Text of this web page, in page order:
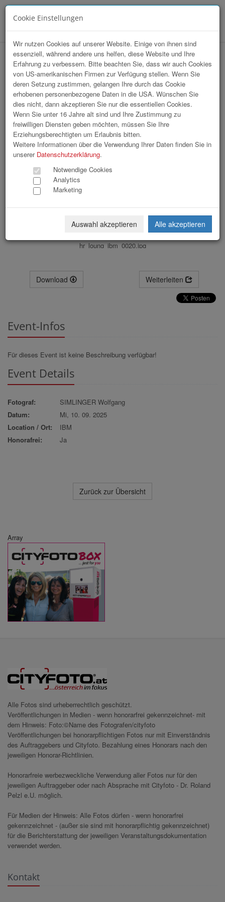
hr-lounge Ost zu Gast bei IBM
hr_loung_ibm_0020.jpg
Download Weiterleiten
Event-Infos
Für dieses Event ist keine Beschreibung verfügbar!
Event Details
Fotograf:
SIMLINGER Wolfgang
Datum:
Mi, 10. 09. 2025
Location / Ort:
IBM
Honorafrei:
Ja
Zurück zur Übersicht
Array
Alle Fotos sind urheberrechtlich geschützt.
Veröffentlichungen in Medien - wenn honorarfrei gekennzeichnet- mit
dem Hinweis: Foto:©Name des Fotografen/cityfoto
Veröffentlichungen bei honorarpflichtigen Fotos nur mit Einverständnis
des Auftraggebers und Cityfoto. Bezahlung eines Honorars nach den
jeweiligen Honorar-Richtlinien.
Honorarfreie werbezweckliche Verwendung aller Fotos nur für den
jeweiligen Auftraggeber oder nach Absprache mit Cityfoto - Dr. Roland
Pelzl e.U. möglich.
Für Medien der Hinweis: Alle Fotos dürfen - wenn honorarfrei
gekennzeichnet - (außer sie sind mit honorarpflichtig gekennzeichnet)
für die Berichterstattung der jeweiligen Veranstaltungsdokumentation
verwendet werden.
Kontakt
Cookie Einstellungen
Wir nutzen Cookies auf unserer Website. Einige von ihnen sind
essenziell, während andere uns helfen, diese Website und Ihre
Erfahrung zu verbessern. Bitte beachten Sie, dass wir auch Cookies
von US-amerikanischen Firmen zur Verfügung stellen. Wenn Sie
deren Setzung zustimmen, gelangen Ihre durch das Cookie
erhobenen personenbezogene Daten in die USA. Wünschen Sie
dies nicht, dann akzeptieren Sie nur die essentiellen Cookies.
Wenn Sie unter 16 Jahre alt sind und Ihre Zustimmung zu
freiwilligen Diensten geben möchten, müssen Sie Ihre
Erziehungsberechtigten um Erlaubnis bitten.
Weitere Informationen über die Verwendung Ihrer Daten finden Sie in
unserer Datenschutzerklärung.
Notwendige Cookies
Analytics
Marketing
Auswahl akzeptieren Alle akzeptieren